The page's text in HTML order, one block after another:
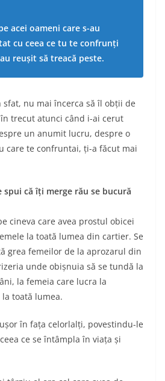
acei oameni care s-au
cu ceea ce tu te confrunți
reușit să treacă peste.
sfat, nu mai încerca să îl obții de
trecut atunci când i-ai cerut
un anumit lucru, despre o
care te confruntai, ți-a făcut mai
spui că îți merge rău se bucură
cineva care avea prostul obicei
la toată lumea din cartier. Se
grea femeilor de la aprozarul din
unde obișnuia să se tundă la
la femeia care lucra la
toată lumea.
în fața celorlalți, povestindu-le
ce se întâmpla în viața și